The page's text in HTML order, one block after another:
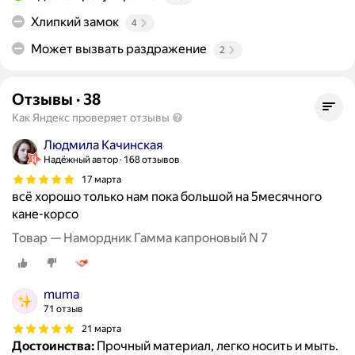
Хлипкий замок 4
Может вызвать раздражение 2
Отзывы · 38
Как Яндекс проверяет отзывы
Людмила Качинская
Надёжный автор 168 отзывов
17 марта
всё хорошо только нам пока большой на 5месячного
кане-корсо
Товар — Намордник Гамма капроновый N 7
muma
71 отзыв
21 марта
Достоинства: Прочный материал, легко носить и мыть.